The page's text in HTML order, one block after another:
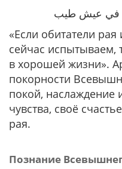
في عيش طيب
«Если обитатели
сейчас испытываем,
в хорошей жизни».
покорности
покой, наслаждение
чувства, своё
рая.
Познание